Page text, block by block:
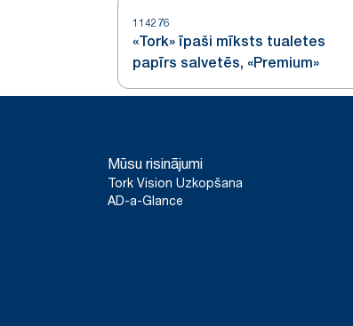
114276
«Tork» īpaši mīksts tualetes
papīrs salvetēs, «Premium»
Mūsu risinājumi
Tork Vision Uzkopšana
AD-a-Glance